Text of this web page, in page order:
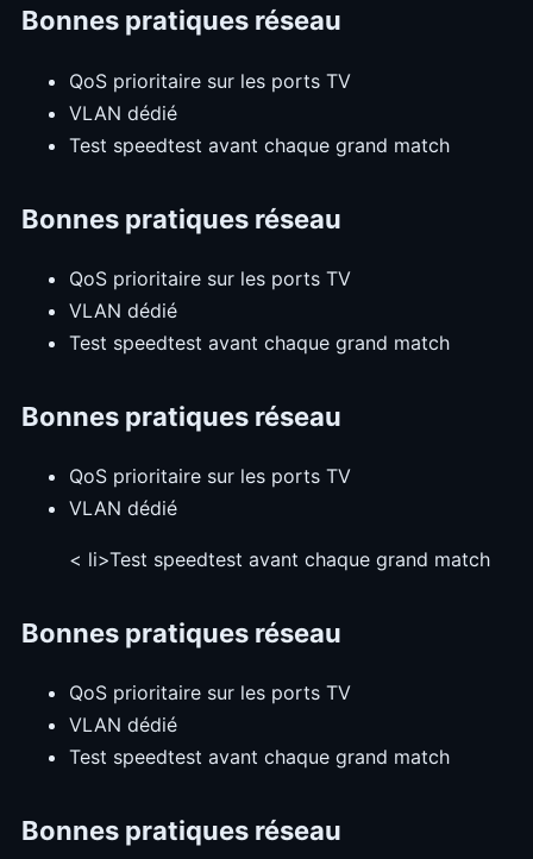
Bonnes pratiques réseau
QoS prioritaire sur les ports TV
VLAN dédié
Test speedtest avant chaque grand match
Bonnes pratiques réseau
QoS prioritaire sur les ports TV
VLAN dédié
Test speedtest avant chaque grand match
Bonnes pratiques réseau
QoS prioritaire sur les ports TV
VLAN dédié
< li>Test speedtest avant chaque grand match
Bonnes pratiques réseau
QoS prioritaire sur les ports TV
VLAN dédié
Test speedtest avant chaque grand match
Bonnes pratiques réseau